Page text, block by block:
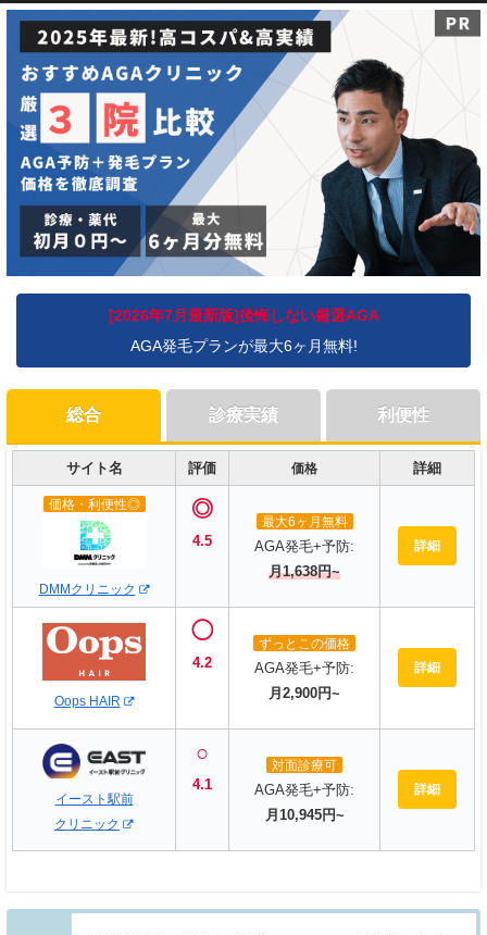
[2026年7月最新版]後悔しない厳選AGA
AGA発毛プランが最大6ヶ月無料!
総合
サイト名 評価 価格 詳細
価格・利便性◎
DMMクリニック
◎
4.5
最大6ヶ月無料
AGA発毛+予防:
月1,638円~
詳細
Oops HAIR
◯
4.2
ずっとこの価格
AGA発毛+予防:
月2,900円~
詳細
イースト駅前
クリニック
○
4.1
対面診療可
AGA発毛+予防:
月10,945円~
詳細
診療実績
サイト名 実績 詳細
利便性
サイト名 利便性 詳細